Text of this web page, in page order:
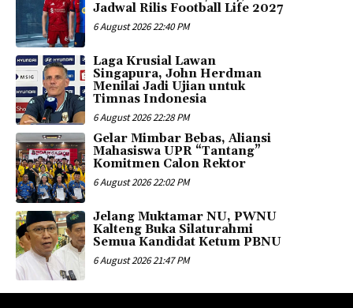
Jadwal Rilis Football Life 2027
6 August 2026 22:40 PM
Laga Krusial Lawan
Singapura, John Herdman
Menilai Jadi Ujian untuk
Timnas Indonesia
6 August 2026 22:28 PM
Gelar Mimbar Bebas, Aliansi
Mahasiswa UPR “Tantang”
Komitmen Calon Rektor
6 August 2026 22:02 PM
Jelang Muktamar NU, PWNU
Kalteng Buka Silaturahmi
Semua Kandidat Ketum PBNU
6 August 2026 21:47 PM